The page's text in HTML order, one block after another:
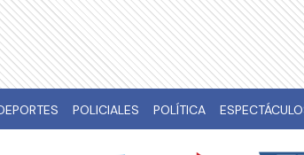
POLICIALES POLÍTICA